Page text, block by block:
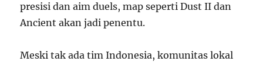
presisi dan aim duels, map seperti Dust II dan
Ancient akan jadi penentu.
Meski tak ada tim Indonesia, komunitas lokal